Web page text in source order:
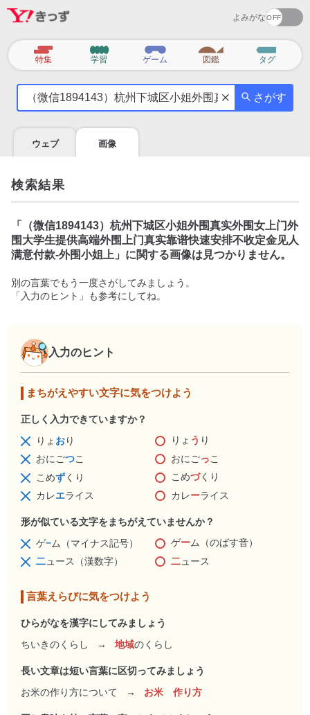
よみがな
カ
テ
特集 学習 ゲーム 図鑑 タグ
気
を
調
べ
よ
う
さがす
ウェブ 画像
検索結果
「
（微信1894143）杭州下城区小姐外围真实外围女上门外
围大学生提供高端外围上门真实靠谱快速安排不收定金见人
满意付款-外围小姐上 」に関する画像は見つかりません。
別の言葉でもう一度さがしてみましょう。
「入力のヒント」も参考にしてね。
入力のヒント
まちがえやすい文字に気をつけよう
正しく入力できていますか？
りょ おり りょ う り
おにごつこ おにごっこ
こめずくり こめづくり
カレエライス カレーライス
形が似ている文字をまちがえていませんか？
ゲ−ム（マイナス記号） ゲーム（のばす音）
二ュース（漢数字） 二ュース
言葉えらびに気をつけよう
ひらがなを漢字にしてみましょう
ちいきのくらし
→ 地域のくらし
長い文章は短い言葉に区切ってみましょう
お米の作り方について
→ お米 作り方